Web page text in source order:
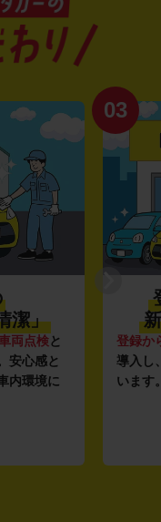
潔」
両点検と
安心感と
内環境に
03
登録か
導入し
います